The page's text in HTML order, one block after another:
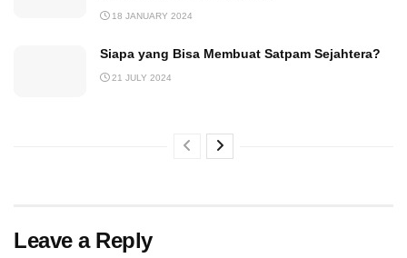
18 JANUARY 2024
Siapa yang Bisa Membuat Satpam Sejahtera?
21 JULY 2024
Leave a Reply